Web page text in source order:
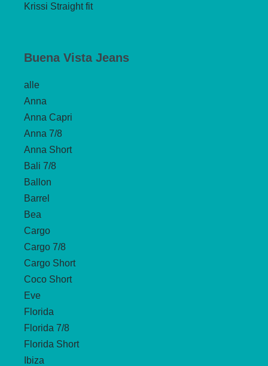
Krissi Straight fit
Buena Vista Jeans
alle
Anna
Anna Capri
Anna 7/8
Anna Short
Bali 7/8
Ballon
Barrel
Bea
Cargo
Cargo 7/8
Cargo Short
Coco Short
Eve
Florida
Florida 7/8
Florida Short
Ibiza